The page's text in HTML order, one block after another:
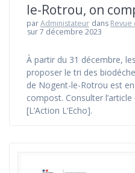
le-Rotrou, on
parAdministateur dans
sur 7 décembre 2023
À partir du 31 décembre,
proposer le tri des
de Nogent-le-Rotrou est
compost. Consulter
[L’Action L’Echo].